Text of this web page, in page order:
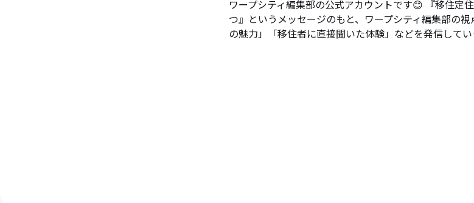
ワープシティ編集部の公式アカウントです😊 『移住定
つ』というメッセージのもと、ワープシティ編集部の
の魅力」「移住者に直接聞いた体験」などを発信して